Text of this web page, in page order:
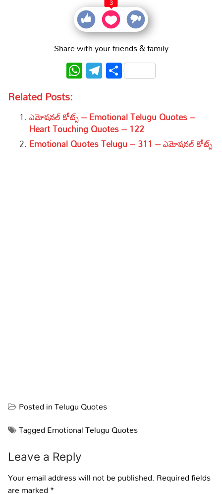
3
Share with your friends & family
WhatsApp
Telegram
Share
Related Posts:
ఎమోషనల్ కోట్స్ – Emotional Telugu Quotes –
Heart Touching Quotes – 122
Emotional Quotes Telugu – 311 – ఎమోషనల్ కోట్స్
Posted inTelugu Quotes
TaggedEmotional Telugu Quotes
Leave a Reply
Your email address will not be published. Required fields
are marked*